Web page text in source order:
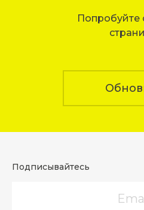
Попробуйте
Подписывайтесь